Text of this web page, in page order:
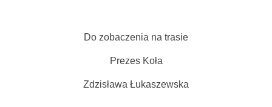
Do zobaczenia na trasie
Prezes Koła
Zdzisława Łukaszewska